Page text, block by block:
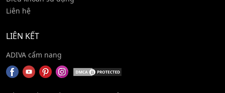
Liên hệ
LIÊN KẾT
ADIVA cẩm nang